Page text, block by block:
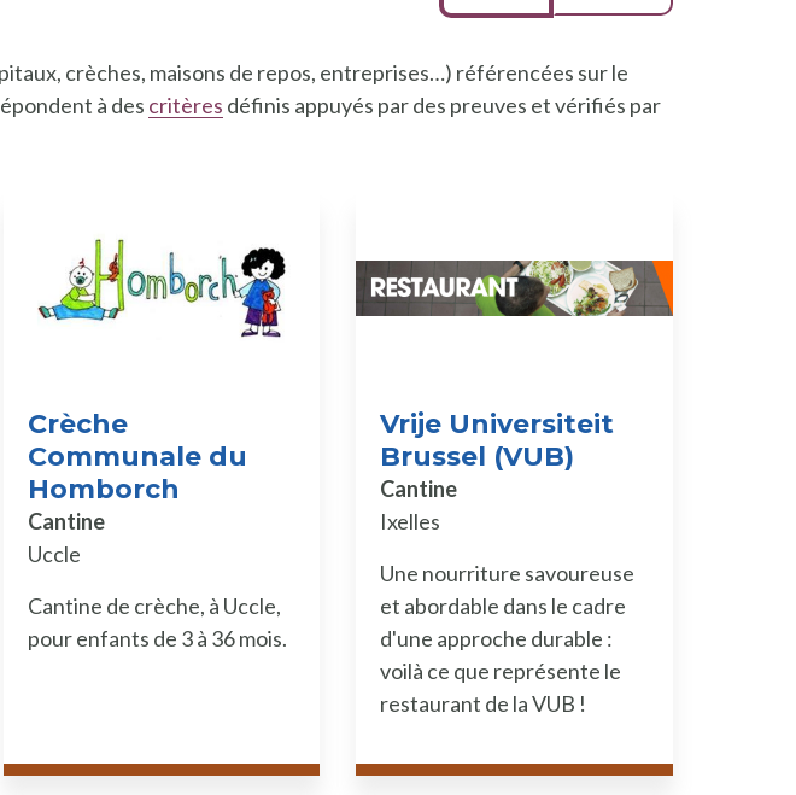
crèches, maisons de repos, entreprises…) référencées sur le
à des critères définis appuyés par des preuves et vérifiés par
Crèche
Communale du
Homborch
Cantine
Uccle
Cantine de crèche, à Uccle,
pour enfants de 3 à 36 mois.
Vrije Universiteit
Brussel (VUB)
Cantine
Ixelles
Une nourriture savoureuse
et abordable dans le cadre
d'une approche durable :
voilà ce que représente le
restaurant de la VUB !